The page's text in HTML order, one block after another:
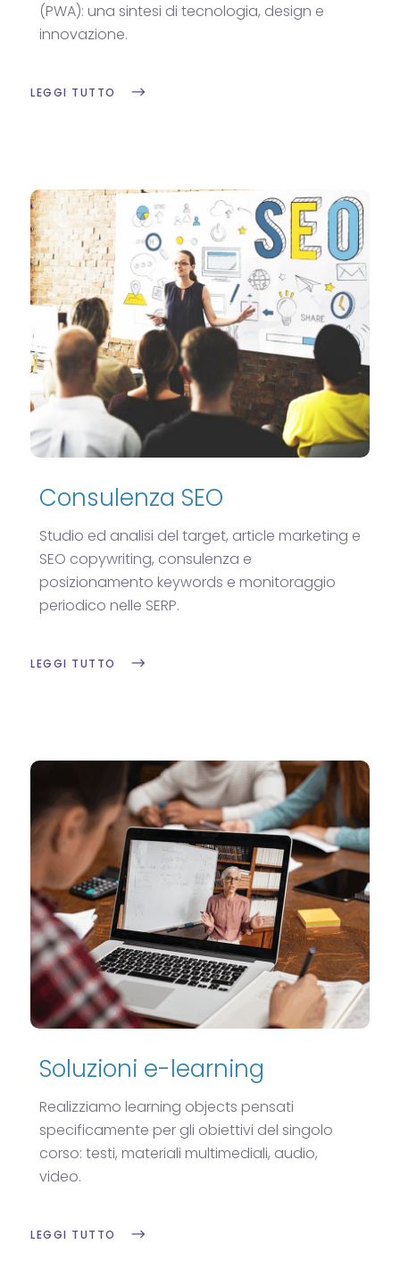
(PWA): una sintesi di tecnologia, design e
innovazione.
LEGGI TUTTO
Consulenza SEO
Studio ed analisi del target, article marketing e
SEO copywriting, consulenza e
posizionamento keywords e monitoraggio
periodico nelle SERP.
LEGGI TUTTO
Soluzioni e-learning
Realizziamo learning objects pensati
specificamente per gli obiettivi del singolo
corso: testi, materiali multimediali, audio,
video.
LEGGI TUTTO